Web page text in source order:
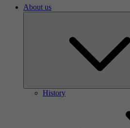
About us
History